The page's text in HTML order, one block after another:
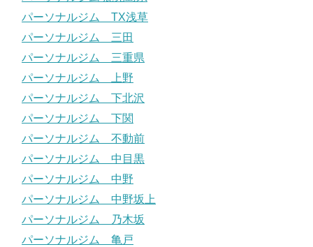
パーソナルジム TX浅草
パーソナルジム 三田
パーソナルジム 三重県
パーソナルジム 上野
パーソナルジム 下北沢
パーソナルジム 下関
パーソナルジム 不動前
パーソナルジム 中目黒
パーソナルジム 中野
パーソナルジム 中野坂上
パーソナルジム 乃木坂
パーソナルジム 亀戸